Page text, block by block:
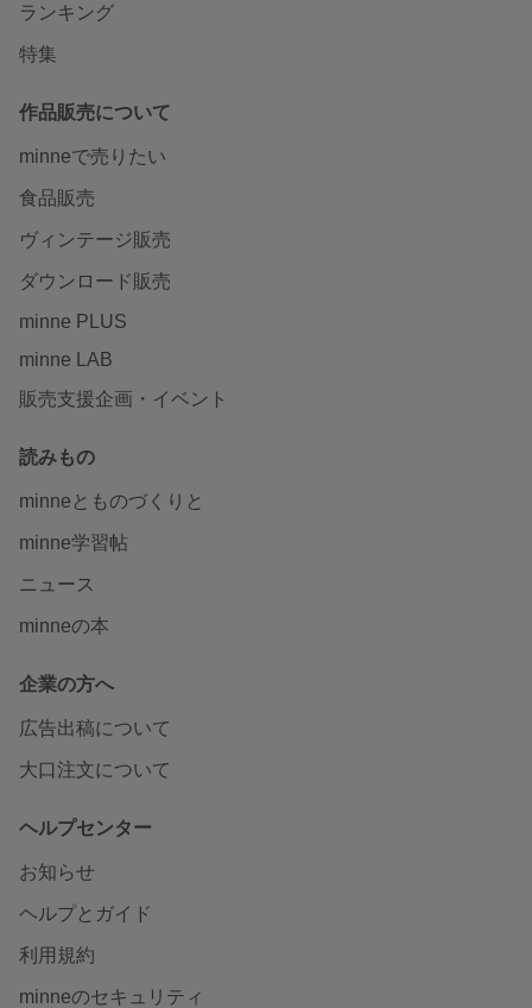
ランキング
特集
作品販売について
minneで売りたい
食品販売
ヴィンテージ販売
ダウンロード販売
minne PLUS
minne LAB
販売支援企画・イベント
読みもの
minneとものづくりと
minne学習帖
ニュース
minneの本
企業の方へ
広告出稿について
大口注文について
ヘルプセンター
お知らせ
ヘルプとガイド
利用規約
minneのセキュリティ